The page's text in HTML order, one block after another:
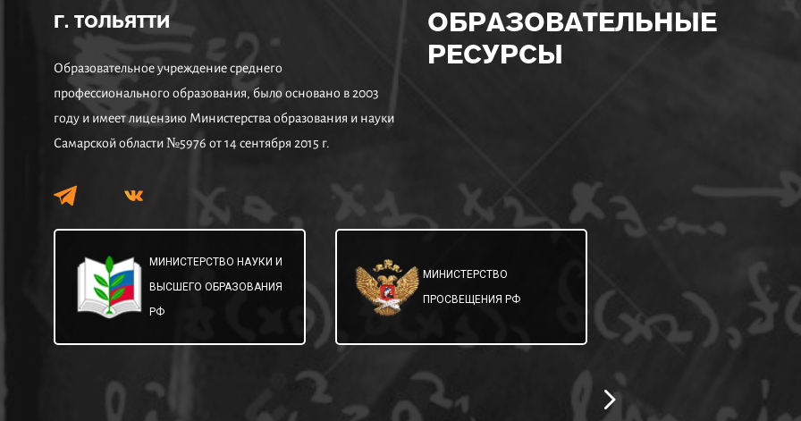
Г. ТОЛЬЯТТИ
Образовательное учреждение среднего
профессионального образования, было основано в 2003
году и имеет лицензию Министерства образования и науки
Самарской области №5976 от 14 сентября 2015 г.
ОБРАЗОВАТЕЛЬНЫЕ
РЕСУРСЫ
МИНИСТЕРСТВО НАУКИ И
ВЫСШЕГО ОБРАЗОВАНИЯ
РФ
МИНИСТЕРСТВО
ПРОСВЕЩЕНИЯ РФ
МИНИСТЕРСТВО
ОБРАЗОВАНИЯ
САМАРСКОЙ